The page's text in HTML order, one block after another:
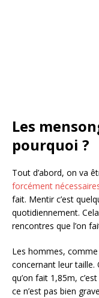
Les
pourquoi ?
Tout d’abord, on va
forcément
fait. Mentir c’est
quotidiennement.
rencontres que l’on
Les hommes,
concernant leur taille.
qu’on fait 1,85m,
ce n’est pas bien